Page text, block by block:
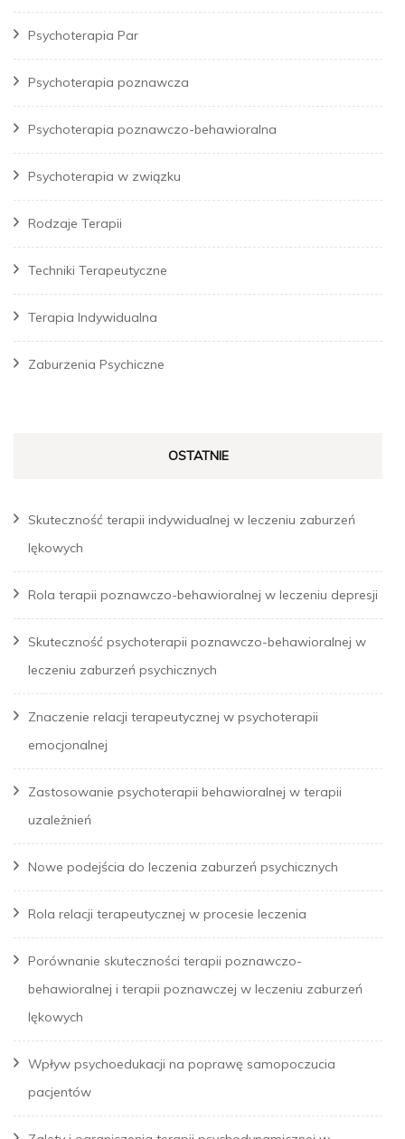
Psychoterapia Par
Psychoterapia poznawcza
Psychoterapia poznawczo-behawioralna
Psychoterapia w związku
Rodzaje Terapii
Techniki Terapeutyczne
Terapia Indywidualna
Zaburzenia Psychiczne
OSTATNIE
Skuteczność terapii indywidualnej w leczeniu zaburzeń
lękowych
Rola terapii poznawczo-behawioralnej w leczeniu depresji
Skuteczność psychoterapii poznawczo-behawioralnej w
leczeniu zaburzeń psychicznych
Znaczenie relacji terapeutycznej w psychoterapii
emocjonalnej
Zastosowanie psychoterapii behawioralnej w terapii
uzależnień
Nowe podejścia do leczenia zaburzeń psychicznych
Rola relacji terapeutycznej w procesie leczenia
Porównanie skuteczności terapii poznawczo-
behawioralnej i terapii poznawczej w leczeniu zaburzeń
lękowych
Wpływ psychoedukacji na poprawę samopoczucia
pacjentów